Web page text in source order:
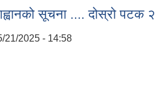
सूचना .... दोस्रो
21/2025 - 14:58